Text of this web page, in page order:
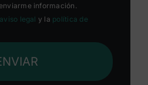
información.
aviso legal y la política de